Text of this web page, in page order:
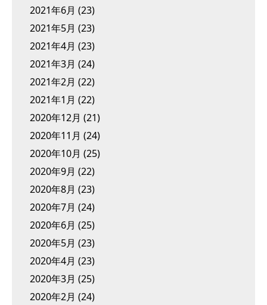
2021年6月 (23)
2021年5月 (23)
2021年4月 (23)
2021年3月 (24)
2021年2月 (22)
2021年1月 (22)
2020年12月 (21)
2020年11月 (24)
2020年10月 (25)
2020年9月 (22)
2020年8月 (23)
2020年7月 (24)
2020年6月 (25)
2020年5月 (23)
2020年4月 (23)
2020年3月 (25)
2020年2月 (24)